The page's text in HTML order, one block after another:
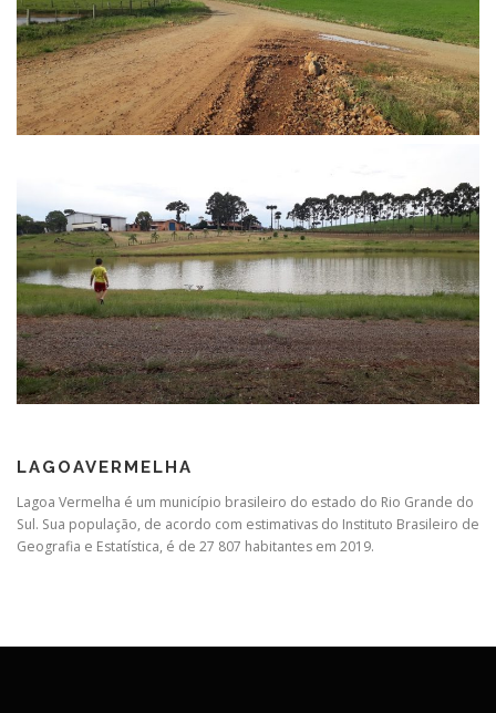
LAGOAVERMELHA
Lagoa Vermelha é um município brasileiro do estado do Rio Grande do
Sul. Sua população, de acordo com estimativas do Instituto Brasileiro de
Geografia e Estatística, é de 27 807 habitantes em 2019.